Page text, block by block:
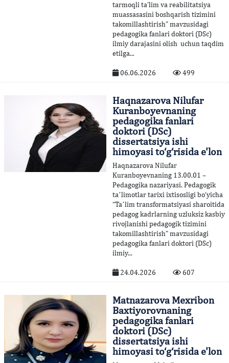
tarmoqli ta’lim va reabilitatsiya
muassasasini boshqarish tizimini
takomillashtirish” mavzusidagi
pedagogika fanlari doktori (DSc)
ilmiy darajasini olish uchun taqdim
etilga...
06.06.2026 499
Haqnazarova Nilufar
Kuranboyevnaning
pedagogika fanlari
doktori (DSc)
dissertatsiya ishi
himoyasi to‘g‘risida e'lon
Haqnazarova Nilufar
Kuranboyevnaning 13.00.01 –
Pedagogika nazariyasi. Pedagogik
taʼlimotlar tarixi ixtisosligi bo‘yicha
“Taʼlim transformatsiyasi sharoitida
pedagog kadrlarning uzluksiz kasbiy
rivojlanishi pedagogik tizimini
takomillashtirish” mavzusidagi
pedagogika fanlari doktori (DSc)
ilmiy...
24.04.2026 607
Matnazarova Mexribon
Baxtiyorovnaning
pedagogika fanlari
doktori (DSc)
dissertatsiya ishi
himoyasi to‘g‘risida e'lon